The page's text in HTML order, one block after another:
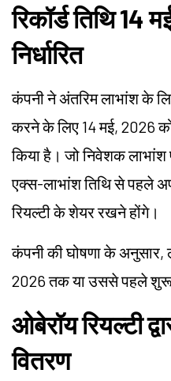
रिकॉर्ड तिथि 14
निर्धारित
कंपनी ने अंतरिम लाभांश के
करने के लिए 14 मई, 2026 को
किया है। जो निवेशक लाभांश
एक्स-लाभांश तिथि से पहले
रियल्टी के शेयर रखने होंगे।
कंपनी की घोषणा के अनुसार,
2026 तक या उससे पहले शुरू
ओबेरॉय रियल्टी
वितरण